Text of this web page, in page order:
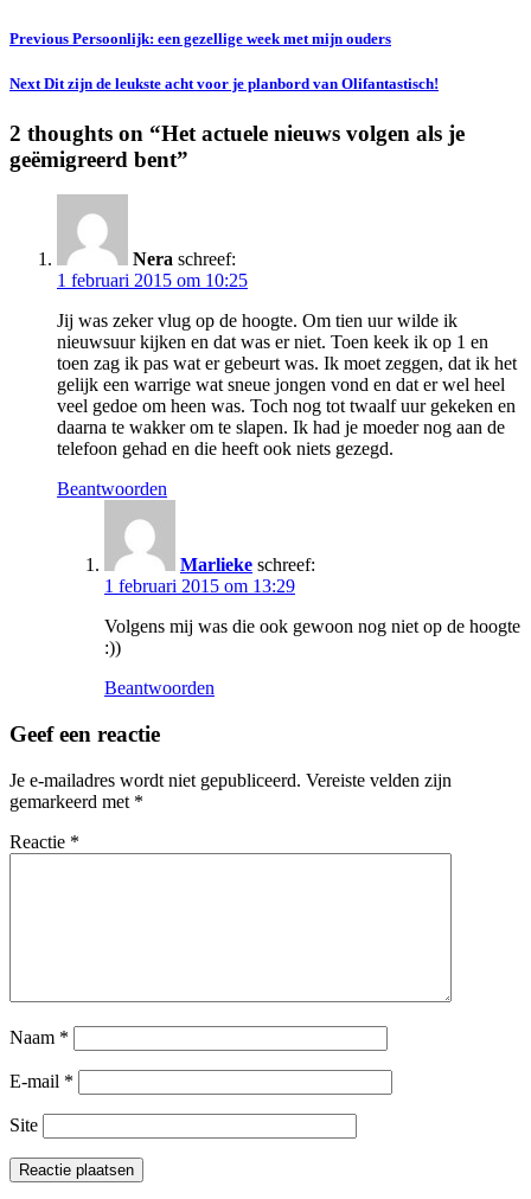
Previous Persoonlijk: een gezellige week met mijn ouders
NextDit zijn de leukste acht voor je planbord van Olifantastisch!
2 thoughts on “Het actuele nieuws volgen als je
geëmigreerd bent”
Nera schreef:
1 februari 2015 om 10:25
Jij was zeker vlug op de hoogte. Om tien uur wilde ik
nieuwsuur kijken en dat was er niet. Toen keek ik op 1 en
toen zag ik pas wat er gebeurt was. Ik moet zeggen, dat ik het
gelijk een warrige wat sneue jongen vond en dat er wel heel
veel gedoe om heen was. Toch nog tot twaalf uur gekeken en
daarna te wakker om te slapen. Ik had je moeder nog aan de
telefoon gehad en die heeft ook niets gezegd.
Beantwoorden
Marlieke schreef:
1 februari 2015 om 13:29
Volgens mij was die ook gewoon nog niet op de hoogte
:))
Beantwoorden
Geef een reactie
Je e-mailadres wordt niet gepubliceerd. Vereiste velden zijn
gemarkeerd met *
Reactie *
Naam *
E-mail *
Site